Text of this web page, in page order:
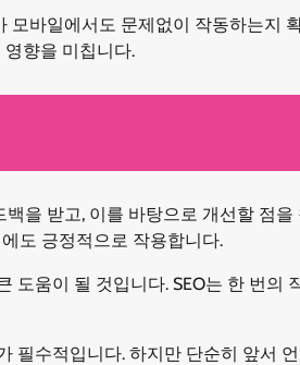
모바일에서도 문제없이 작동하는지
향을 미칩니다.
을 받고, 이를 바탕으로 개선할 점
도 긍정적으로 작용합니다.
도움이 될 것입니다. SEO는 한 번의
필수적입니다. 하지만 단순히 앞서